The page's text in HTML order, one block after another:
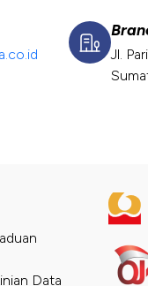
Jl.
Data